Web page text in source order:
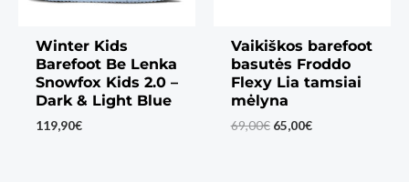
Winter Kids
Barefoot Be Lenka
Snowfox Kids 2.0 –
Dark & Light Blue
119,90€
Vaikiškos barefoot
basutės Froddo
Flexy Lia tamsiai
mėlyna
69,00€ Original
65,00€Current